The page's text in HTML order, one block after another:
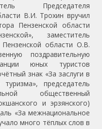
Председателя
В.И. Трохин вручил
Пензенской области
заместитель
области О.В.
поздравительную
юных туристов
знак «За заслуги в
председатель
общественный
и эрзянского)
«За межнациональное
много тёплых слов в